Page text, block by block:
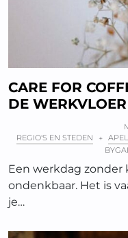
CARE FOR
DE
REGIO'S EN STEDEN
+
BY
Een werkdag zonder
ondenkbaar. Het is
je…